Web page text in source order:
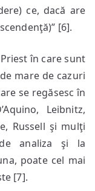
ce, dacă are
[6].
în care sunt
mare de cazuri
se regăsesc în
Leibnitz,
Russell şi mulţi
analiza şi la
poate cel mai
[7].